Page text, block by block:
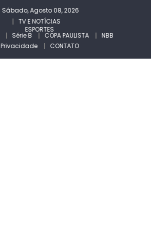
Sábado, Agosto 08, 2026
TV E NOTÍCIAS
ESPORTES
Série B COPA PAULISTA
NBB
Privacidade
CONTATO